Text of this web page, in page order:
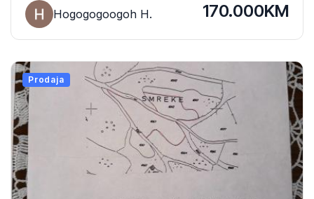
Hogogogoogoh H. 170.000KM
Prodaja